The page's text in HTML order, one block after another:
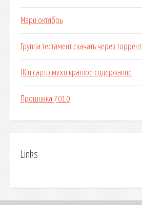
Мари октябрь
Группа тестамент скачать через торрент
Ж п сартр мухи краткое содержание
Прошивка 7010
Links